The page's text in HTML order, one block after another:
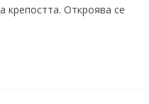
крепостта. Откроява се